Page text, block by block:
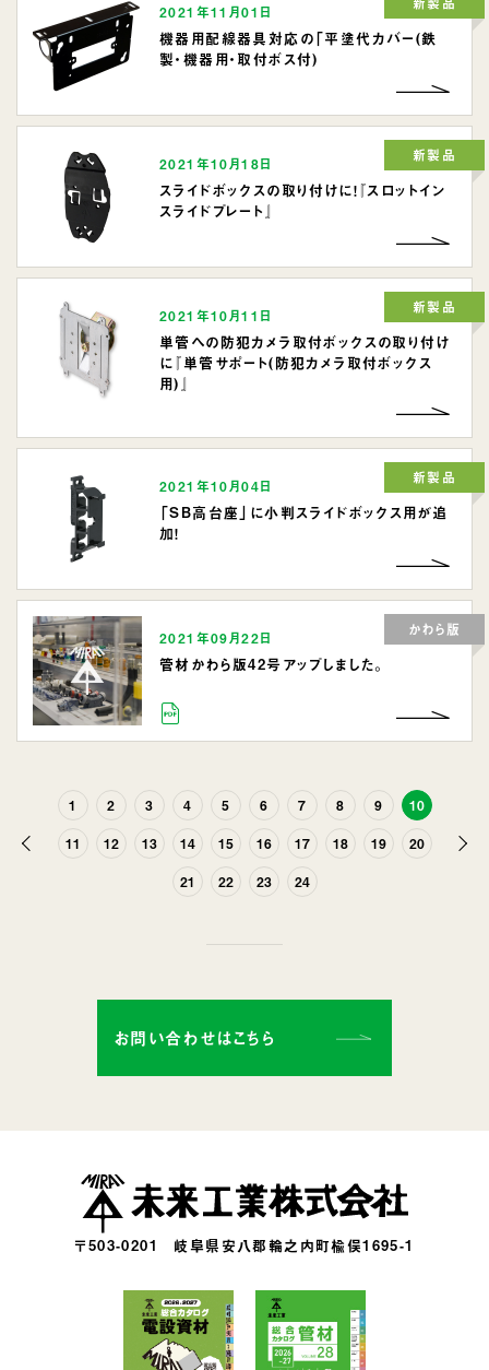
2021年11月01日
機器用配線器具対応の「平塗代カバー(鉄
製・機器用・取付ボス付)
2021年10月18日
スライドボックスの取り付けに！『スロットイン
スライドプレート』
新製品
2021年10月11日
単管への防犯カメラ取付ボックスの取り付け
に『単管サポート(防犯カメラ取付ボックス
用)』
新製品
2021年10月04日
「SB高台座」に小判スライドボックス用が追
加！
新製品
2021年09月22日
管材かわら版42号アップしました。
かわら版
前
1 2 3 4 5 6 7 8 9
10
11
12 13 14 15 16 17 18 19
20
21
22 23 24
次
お問い合わせはこちら
〒503-0201 岐阜県安八郡輪之内町楡俣1695-1